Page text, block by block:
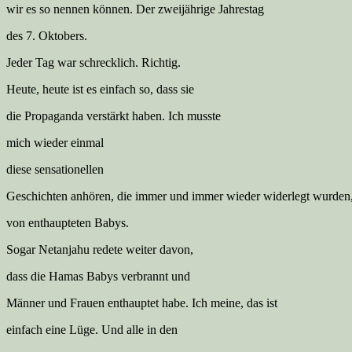
wir es so nennen können. Der zweijährige Jahrestag
des 7. Oktobers.
Jeder Tag war schrecklich. Richtig.
Heute, heute ist es einfach so, dass sie
die Propaganda verstärkt haben. Ich musste
mich wieder einmal
diese sensationellen
Geschichten anhören, die immer und immer wieder widerlegt
von enthaupteten Babys.
Sogar Netanjahu redete weiter davon,
dass die Hamas Babys verbrannt und
Männer und Frauen enthauptet habe. Ich meine, das ist
einfach eine Lüge. Und alle in den